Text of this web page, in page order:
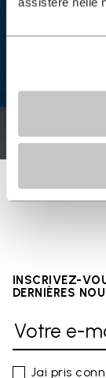
INSCRIVEZ-
DERNIÈRES
Jai pris